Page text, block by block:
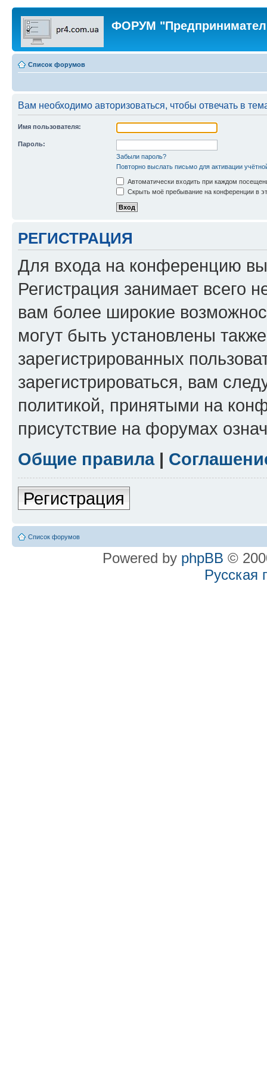
ФОРУМ
Список форумов
Вам необходимо авторизоваться, чтобы отвечать в
Имя пользователя:
Пароль:
Забыли пароль?
Повторно выслать письмо для активации
Автоматически входить при каждом
Скрыть моё пребывание на конференции в
РЕГИСТРАЦИЯ
Для входа на конференцию
Регистрация занимает всего
вам более широкие
могут быть установлены
зарегистрированных
зарегистрироваться, вам
политикой, принятыми на
присутствие на форумах
Общие правила|
Регистрация
Список форумов
Powered by phpBB ©
Русская